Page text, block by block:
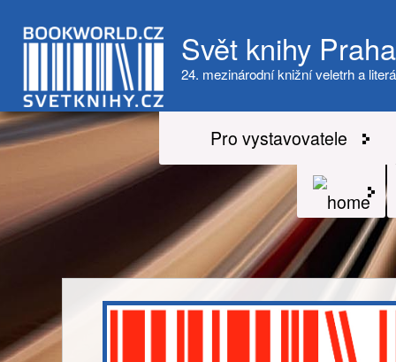
Svět knihy
24. mezinárodní knižní veletrh a
Pro vystavovatele